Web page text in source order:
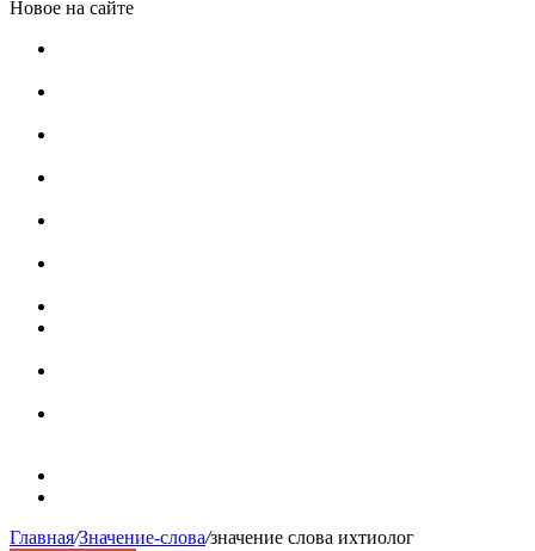
Новое на сайте
Главная/Значение-слова/значение слова ихтиолог